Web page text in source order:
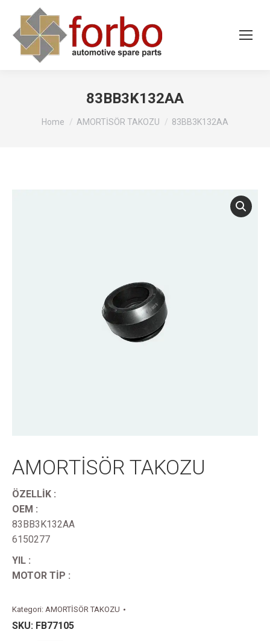
83BB3K132AA
You are here:
Home AMORTİSÖR TAKOZU 83BB3K132AA
AMORTİSÖR TAKOZU
ÖZELLİK :
OEM :
83BB3K132AA
6150277
YIL :
MOTOR TİP :
Kategori: AMORTİSÖR TAKOZU
SKU: FB77105